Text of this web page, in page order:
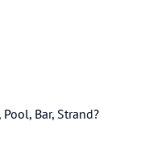
Bar, Strand?